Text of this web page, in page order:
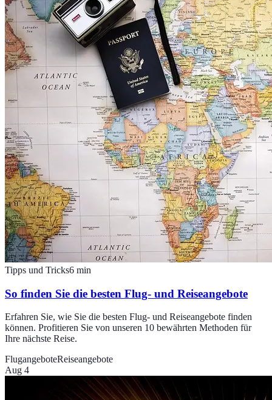
Tipps und Tricks6 min
So finden Sie die besten Flug- und Reiseangebote
Erfahren Sie, wie Sie die besten Flug- und Reiseangebote finden
können. Profitieren Sie von unseren 10 bewährten Methoden für
Ihre nächste Reise.
FlugangeboteReiseangebote
Aug 4